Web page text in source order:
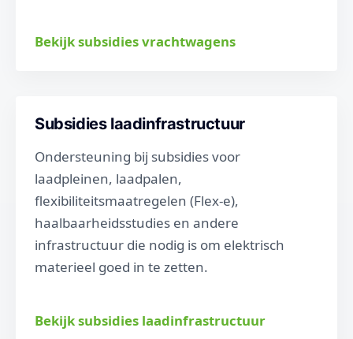
Bekijk subsidies vrachtwagens
Subsidies laadinfrastructuur
Ondersteuning bij subsidies voor
laadpleinen, laadpalen,
flexibiliteitsmaatregelen (Flex-e),
haalbaarheidsstudies en andere
infrastructuur die nodig is om elektrisch
materieel goed in te zetten.
Bekijk subsidies laadinfrastructuur